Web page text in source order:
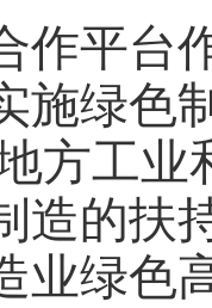
作平台
施绿色
方工业
造的扶
业绿色